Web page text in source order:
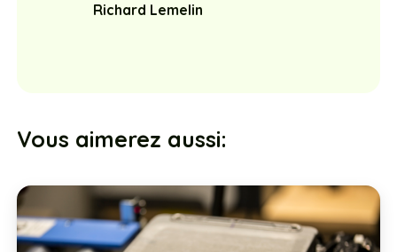
Richard Lemelin
Vous aimerez aussi: